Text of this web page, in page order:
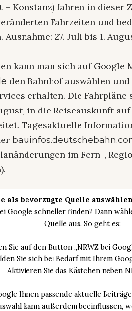
– Konstanz) fahren in dieser
Fahrzeiten und
27. Juli bis 1.
kann man sich auf Google
den Bahnhof auswählen
erhalten. Die Fahrpläne
in die Reiseauskunft
Tagesaktuelle
im Fern-,
als bevorzugte Quelle
Google schneller finden? Dann
Quelle aus. So geht es:
Sie auf den Button „NRWZ bei
Sie sich bei Bedarf mit Ihrem
Aktivieren Sie das Kästchen neben
Ihnen passende aktuelle
kann außerdem beeinflussen,